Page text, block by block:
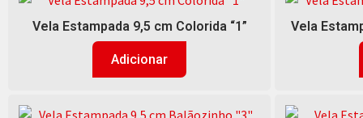
Vela Estampada 9,5 cm Colorida “1”
Adicionar
Vela